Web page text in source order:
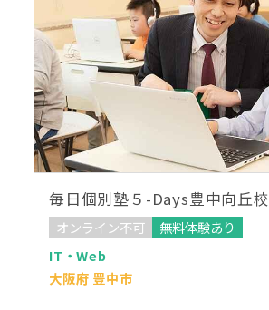
毎日個別塾５-Days豊中向丘校
オンライン不可
無料体験あり
IT・Web
大阪府 豊中市